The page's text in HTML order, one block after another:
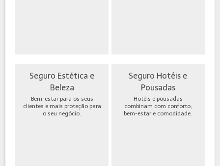
Seguro Estética e
Beleza
Bem-estar para os seus
clientes e mais proteção para
o seu negócio.
Seguro Hotéis e
Pousadas
Hotéis e pousadas
combinam com conforto,
bem-estar e comodidade.